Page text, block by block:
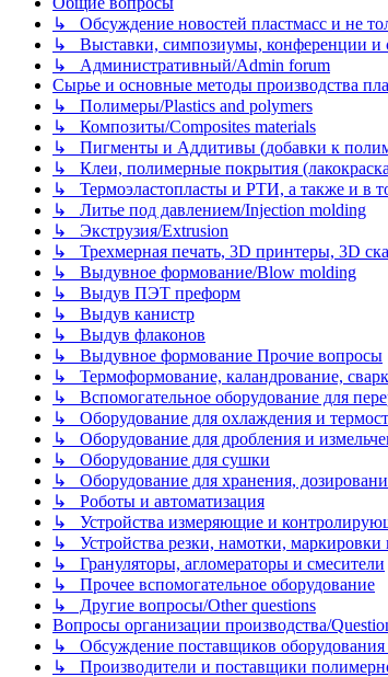
↳ Обсуждение новостей пластмасс и не
↳ Выставки, симпозиумы, конференции и
↳ Административный/Admin forum
Сырье и основные методы производства
↳ Полимеры/Plastics and polymers
↳ Композиты/Сomposites materials
↳ Пигменты и Аддитивы (добавки к
↳ Клеи, полимерные покрытия
↳ Термоэластопласты и РТИ, а также и в
↳ Литье под давлением/Injection molding
↳ Экструзия/Extrusion
↳ Трехмерная печать, 3D принтеры, 3D
↳ Выдувное формование/Blow molding
↳ Выдув ПЭТ преформ
↳ Выдув канистр
↳ Выдув флаконов
↳ Выдувное формование Прочие вопросы
↳ Термоформование, каландрование,
↳ Вспомогательное оборудование для
↳ Оборудование для охлаждения и
↳ Оборудование для дробления и
↳ Оборудование для сушки
↳ Оборудование для хранения,
↳ Роботы и автоматизация
↳ Устройства измеряющие и
↳ Устройства резки, намотки, маркировки
↳ Грануляторы, агломераторы и смесители
↳ Прочее вспомогательное оборудование
↳ Другие вопросы/Other questions
Вопросы организации производства/
↳ Обсуждение поставщиков оборудования
↳ Производители и поставщики